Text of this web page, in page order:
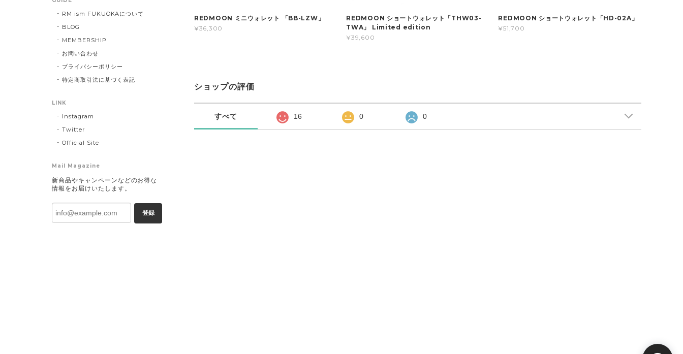
REDMOON ミニウォレット 「BB-LZW」
¥36,300
REDMOON ショートウォレット「THW03-
TWA」 Limited edition
¥39,600
REDMOON ショートウォレット「HD-02A」
¥51,700
ショップの評価
すべて 16 0 0
RM ism FUKUOKAについて
BLOG
MEMBERSHIP
お問い合わせ
プライバシーポリシー
特定商取引法に基づく表記
LINK
Instagram
Twitter
Official Site
Mail Magazine
新商品やキャンペーンなどのお得な
情報をお届けいたします。
登録